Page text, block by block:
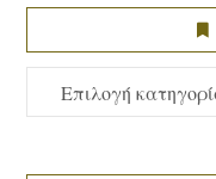
ΚΑΤΗΓΟΡΙΕΣ